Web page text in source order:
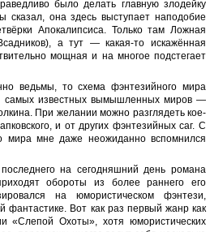
было делать главную злодейку
сказал, она здесь выступает наподобие
Апокалипсиса. Только там Ложная
а тут — какая-то искажённая
мощная и на многое подстегает
ведьмы, то схема фэнтезийного мира
самых известных вымышленных миров —
При желании можно разглядеть кое-
и от других фэнтезийных саг. С
мира мне даже неожиданно вспомнился
на сегодняшний день романа
обороты из более раннего его
на юмористическом фэнтези,
фантастике. Вот как раз первый жанр как
«Слепой Охоты», хотя юмористических